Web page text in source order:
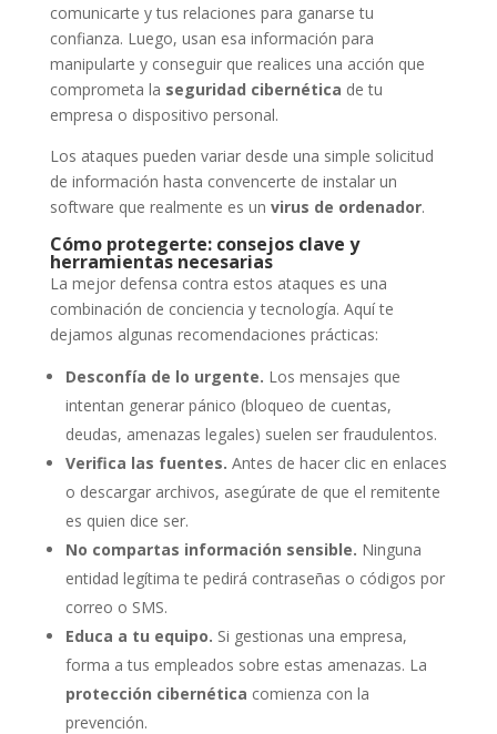
comunicarte y tus relaciones para ganarse tu
confianza. Luego, usan esa información para
manipularte y conseguir que realices una acción que
comprometa la seguridad cibernética de tu
empresa o dispositivo personal.
Los ataques pueden variar desde una simple solicitud
de información hasta convencerte de instalar un
software que realmente es un virus de ordenador.
Cómo protegerte: consejos clave y
herramientas necesarias
La mejor defensa contra estos ataques es una
combinación de conciencia y tecnología. Aquí te
dejamos algunas recomendaciones prácticas:
Desconfía de lo urgente. Los mensajes que
intentan generar pánico (bloqueo de cuentas,
deudas, amenazas legales) suelen ser fraudulentos.
Verifica las fuentes. Antes de hacer clic en enlaces
o descargar archivos, asegúrate de que el remitente
es quien dice ser.
No compartas información sensible. Ninguna
entidad legítima te pedirá contraseñas o códigos por
correo o SMS.
Educa a tu equipo. Si gestionas una empresa,
forma a tus empleados sobre estas amenazas. La
protección cibernética comienza con la
prevención.